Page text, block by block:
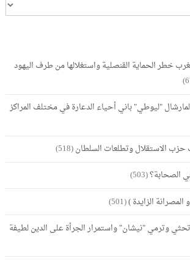
خطر الحماية القنصلية واستغلالها من طرف اليهود
"ليوطي" باني أحياء الدعارة في مختلف المراكز
الاستقلال وتطلعات السلطان(518)
الصحابة؟(503)
المصرانة الزايدة )(501)
وترمي "نيشان" واستمرار الجرأة على الدين لطيفة